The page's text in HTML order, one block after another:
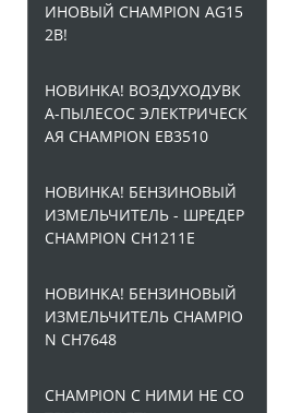
ИНОВЫЙ CHAMPION AG15
2B!
НОВИНКА! ВОЗДУХОДУВК
А-ПЫЛЕСОС ЭЛЕКТРИЧЕСК
АЯ CHAMPION EB3510
НОВИНКА! БЕНЗИНОВЫЙ
ИЗМЕЛЬЧИТЕЛЬ - ШРЕДЕР
CHAMPION CH1211E
НОВИНКА! БЕНЗИНОВЫЙ
ИЗМЕЛЬЧИТЕЛЬ CHAMPIO
N CH7648
CHAMPION С НИМИ НЕ СО